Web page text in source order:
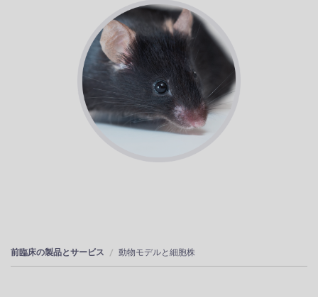
前臨床の製品とサービス 動物モデルと細胞株